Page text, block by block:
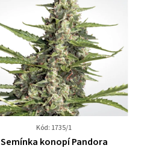
Kód: 1735/1
Průměrné
Semínka konopí Pandora